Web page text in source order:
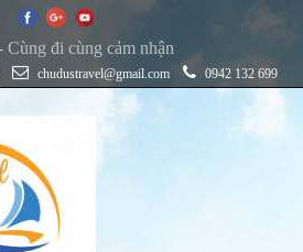
Cùng đi cùng cảm nhận
chudustravel@gmail.com 0942 132 699